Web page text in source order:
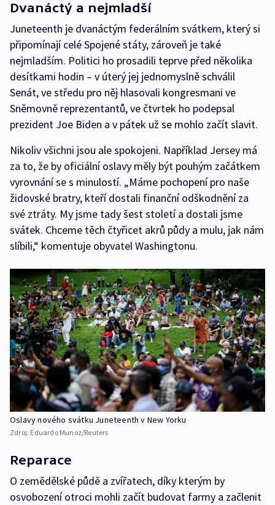
Dvanáctý a nejmladší
Juneteenth je dvanáctým federálním svátkem, který si
připomínají celé Spojené státy, zároveň je také
nejmladším. Politici ho prosadili teprve před několika
desítkami hodin – v úterý jej jednomyslně schválil
Senát, ve středu pro něj hlasovali kongresmani ve
Sněmovně reprezentantů, ve čtvrtek ho podepsal
prezident Joe Biden a v pátek už se mohlo začít slavit.
Nikoliv všichni jsou ale spokojeni. Například Jersey má
za to, že by oficiální oslavy měly být pouhým začátkem
vyrovnání se s minulostí. „Máme pochopení pro naše
židovské bratry, kteří dostali finanční odškodnění za
své ztráty. My jsme tady šest století a dostali jsme
svátek. Chceme těch čtyřicet akrů půdy a mulu, jak nám
slíbili,“ komentuje obyvatel Washingtonu.
Oslavy nového svátku Juneteenth v New Yorku
Zdroj: Eduardo Munoz/Reuters
Reparace
O zemědělské půdě a zvířatech, díky kterým by
osvobození otroci mohli začít budovat farmy a začlenit